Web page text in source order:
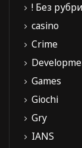
! Без
casino
Crime
Games
Giochi
Gry
IANS